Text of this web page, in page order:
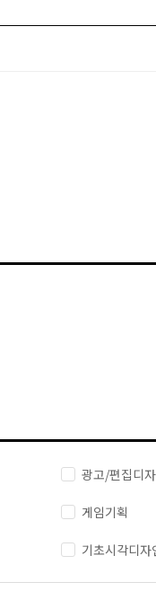
광고/편집디
게임기획
기초시각디자